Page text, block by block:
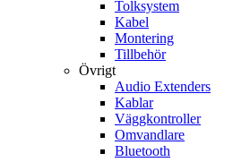
Tolksystem
Kabel
Montering
Tillbehör
Övrigt
Audio Extenders
Kablar
Väggkontroller
Omvandlare
Bluetooth